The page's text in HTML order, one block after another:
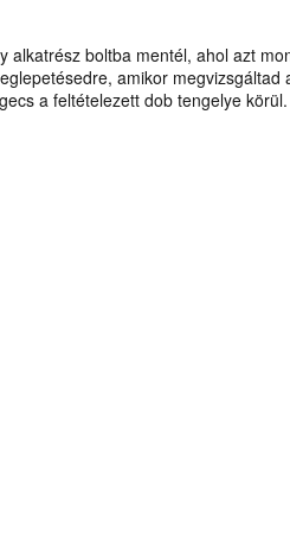
alkatrész boltba mentél, ahol azt
amikor megvizsgáltad
a feltételezett dob tengelye